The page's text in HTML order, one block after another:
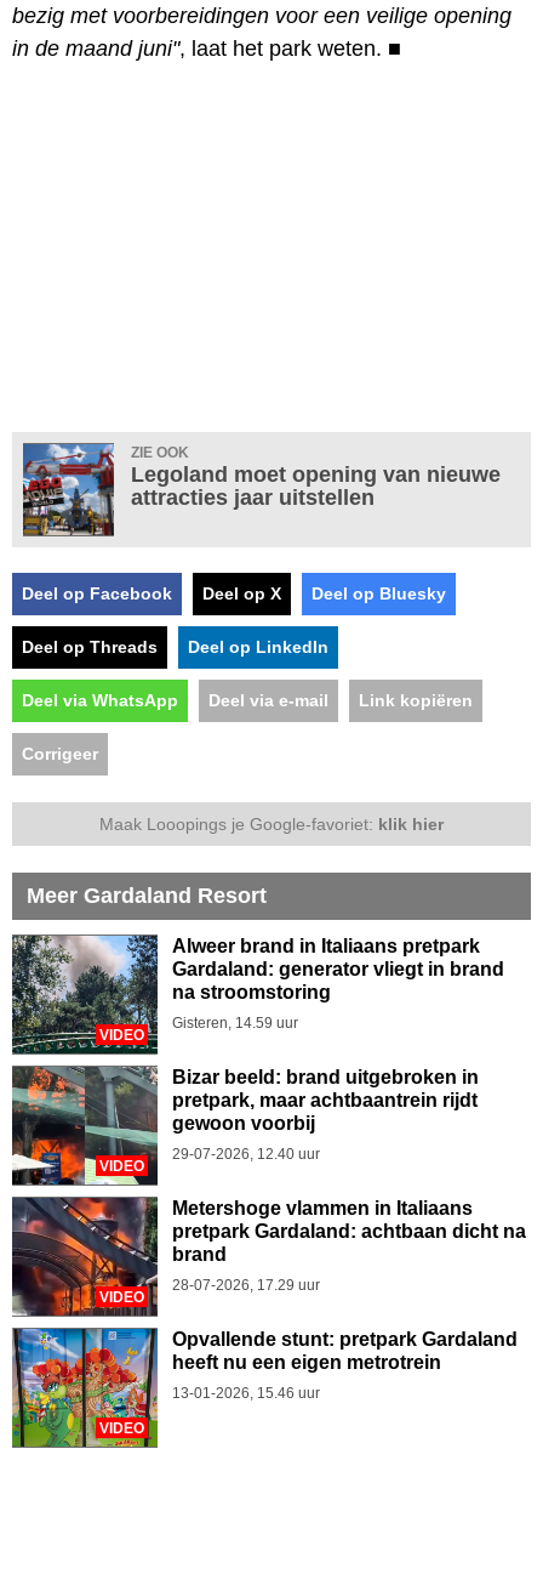
bezig met voorbereidingen voor een veilige opening
in de maand juni", laat het park weten. ■
ZIE OOK
Legoland moet opening van nieuwe
attracties jaar uitstellen
Deel op Facebook Deel op X Deel op Bluesky
Deel op Threads Deel op LinkedIn
Deel via WhatsApp Deel via e-mail Link kopiëren
Corrigeer
Maak Looopings je Google-favoriet: klik hier
Meer Gardaland Resort
VIDEO
Alweer brand in Italiaans pretpark
Gardaland: generator vliegt in brand
na stroomstoring
Gisteren, 14.59 uur
VIDEO
Bizar beeld: brand uitgebroken in
pretpark, maar achtbaantrein rijdt
gewoon voorbij
29-07-2026, 12.40 uur
VIDEO
Metershoge vlammen in Italiaans
pretpark Gardaland: achtbaan dicht na
brand
28-07-2026, 17.29 uur
VIDEO
Opvallende stunt: pretpark Gardaland
heeft nu een eigen metrotrein
13-01-2026, 15.46 uur